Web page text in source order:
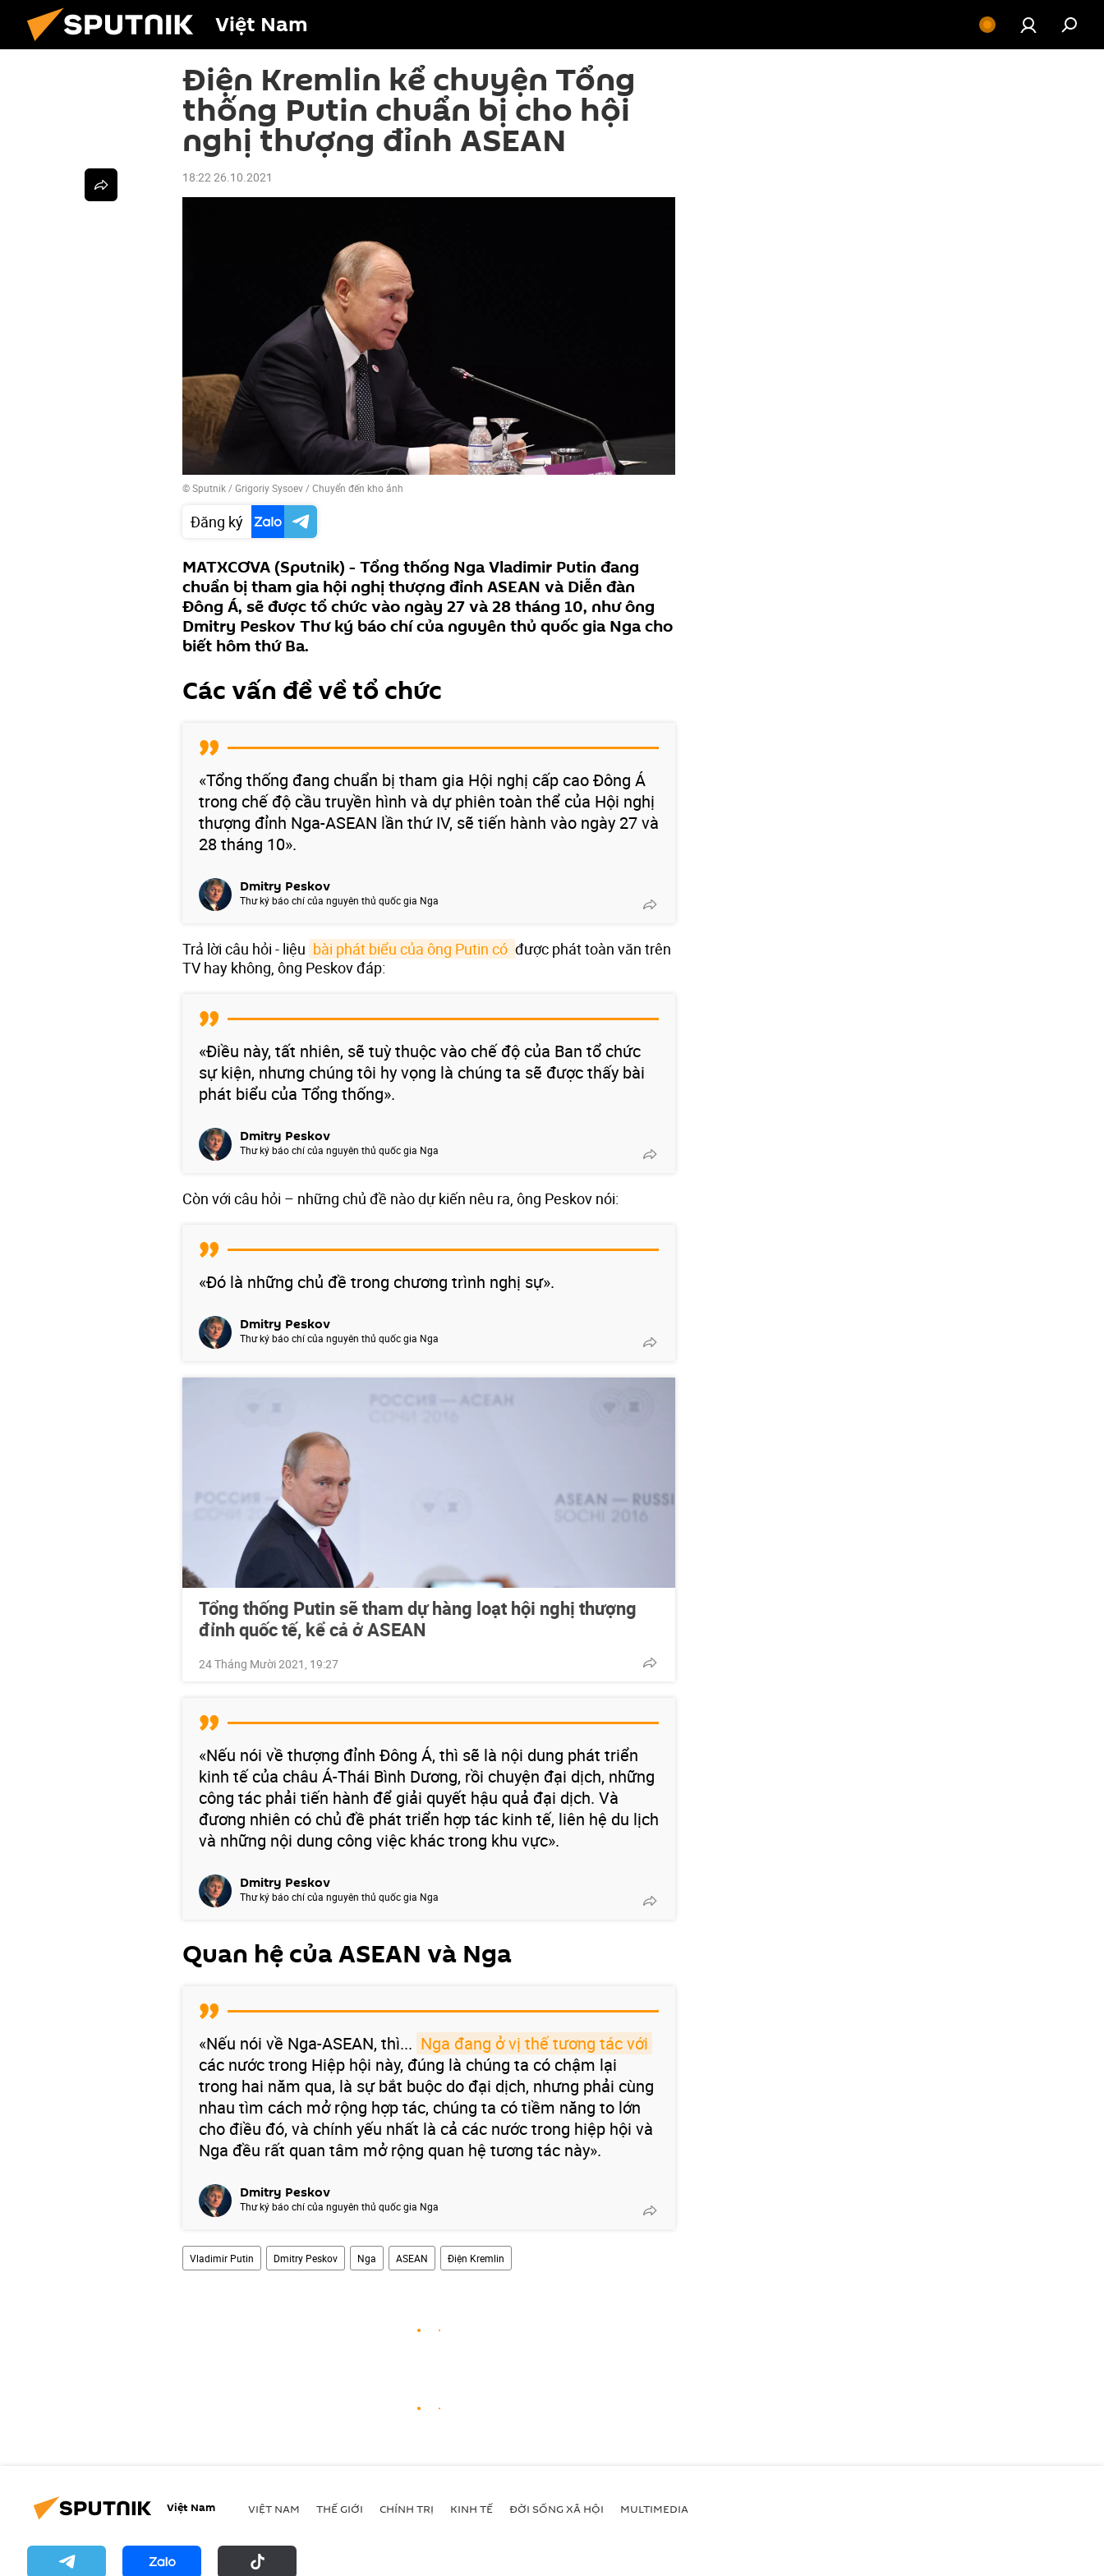
Việt Nam
Điện Kremlin kể chuyện Tổng
thống Putin chuẩn bị cho hội
nghị thượng đỉnh ASEAN
18:22 26.10.2021
© Sputnik / Grigoriy Sysoev/Chuyển đến kho ảnh
Đăng ký
MATXCƠVA (Sputnik) - Tổng thống Nga Vladimir Putin đang
chuẩn bị tham gia hội nghị thượng đỉnh ASEAN và Diễn đàn
Đông Á, sẽ được tổ chức vào ngày 27 và 28 tháng 10, như ông
Dmitry Peskov Thư ký báo chí của nguyên thủ quốc gia Nga cho
biết hôm thứ Ba.
Các vấn đề về tổ chức
«Tổng thống đang chuẩn bị tham gia Hội nghị cấp cao Đông Á
trong chế độ cầu truyền hình và dự phiên toàn thể của Hội nghị
thượng đỉnh Nga-ASEAN lần thứ IV, sẽ tiến hành vào ngày 27 và
28 tháng 10».
Dmitry Peskov
Thư ký báo chí của nguyên thủ quốc gia Nga
Trả lời câu hỏi - liệu bài phát biểu của ông Putin có được phát toàn văn trên
TV hay không, ông Peskov đáp:
«Điều này, tất nhiên, sẽ tuỳ thuộc vào chế độ của Ban tổ chức
sự kiện, nhưng chúng tôi hy vọng là chúng ta sẽ được thấy bài
phát biểu của Tổng thống».
Dmitry Peskov
Thư ký báo chí của nguyên thủ quốc gia Nga
Còn với câu hỏi – những chủ đề nào dự kiến nêu ra, ông Peskov nói:
«Đó là những chủ đề trong chương trình nghị sự».
Dmitry Peskov
Thư ký báo chí của nguyên thủ quốc gia Nga
Tổng thống Putin sẽ tham dự hàng loạt hội nghị thượng
đỉnh quốc tế, kể cả ở ASEAN
24 Tháng Mười 2021, 19:27
«Nếu nói về thượng đỉnh Đông Á, thì sẽ là nội dung phát triển
kinh tế của châu Á-Thái Bình Dương, rồi chuyện đại dịch, những
công tác phải tiến hành để giải quyết hậu quả đại dịch. Và
đương nhiên có chủ đề phát triển hợp tác kinh tế, liên hệ du lịch
và những nội dung công việc khác trong khu vực».
Dmitry Peskov
Thư ký báo chí của nguyên thủ quốc gia Nga
Quan hệ của ASEAN và Nga
«Nếu nói về Nga-ASEAN, thì... Nga đang ở vị thế tương tác với
các nước trong Hiệp hội này, đúng là chúng ta có chậm lại
trong hai năm qua, là sự bắt buộc do đại dịch, nhưng phải cùng
nhau tìm cách mở rộng hợp tác, chúng ta có tiềm năng to lớn
cho điều đó, và chính yếu nhất là cả các nước trong hiệp hội và
Nga đều rất quan tâm mở rộng quan hệ tương tác này».
Dmitry Peskov
Thư ký báo chí của nguyên thủ quốc gia Nga
Vladimir Putin Dmitry Peskov Nga ASEAN Điện Kremlin
Việt Nam VIỆT NAM THẾ GIỚI CHÍNH TRỊ KINH TẾ ĐỜI SỐNG XÃ HỘI MULTIMEDIA